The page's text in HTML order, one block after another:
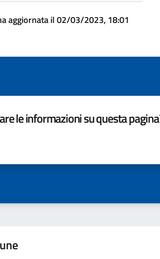
aggiornata il 02/03/2023, 18:01
le informazioni su questa